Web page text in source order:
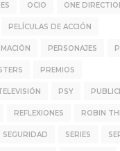
OCIO ONE
PELÍCULAS DE ACCIÓN
PERSONAJES
PREMIOS
PSY
REFLEXIONES ROBIN
SEGURIDAD SERIES